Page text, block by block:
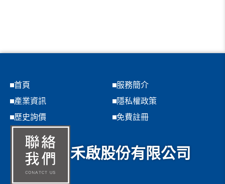
首頁
服務簡介
產業資訊
隱私權政策
歷史詢價
免費註冊
禾啟股份有限公司